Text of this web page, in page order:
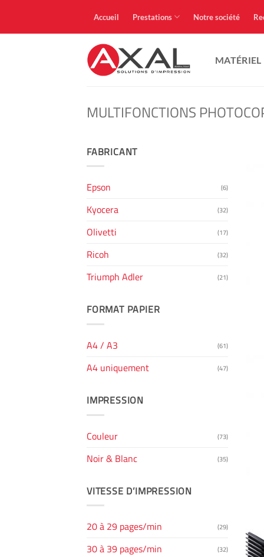
contenu
Accueil Prestations Notre société
MATÉRIEL
MULTIFONCTIONS
FABRICANT
Epson (6)
Kyocera (32)
Olivetti (17)
Ricoh (32)
Triumph Adler (21)
FORMAT PAPIER
A4 / A3 (61)
A4 uniquement (47)
IMPRESSION
Couleur (73)
Noir & Blanc (35)
VITESSE D’IMPRESSION
20 à 29 pages/min (29)
30 à 39 pages/min (32)